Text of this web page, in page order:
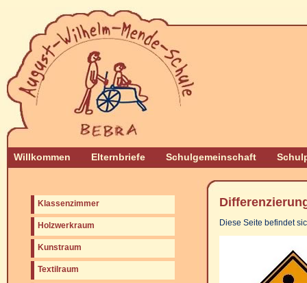
Willkommen Elternbriefe Schulgemeinschaft
Klassenzimmer
Holzwerkraum
Kunstraum
Textilraum
Diese Seite befindet